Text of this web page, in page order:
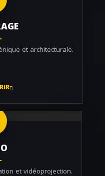
et architecturale.
et vidéoprojection.